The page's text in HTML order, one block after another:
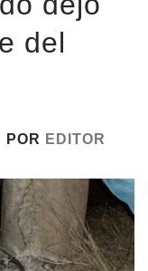
del
POR EDITOR